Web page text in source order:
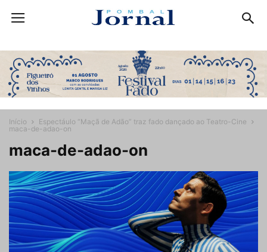
Início
Espectáulo “Maçã de Adão” traz fado dançado ao Teatro-Cine
maca-de-adao-on
maca-de-adao-on